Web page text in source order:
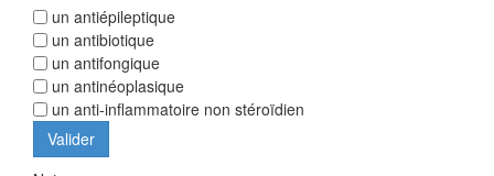
un antiépileptique
un antibiotique
un antifongique
un antinéoplasique
un anti-inflammatoire non stéroïdien